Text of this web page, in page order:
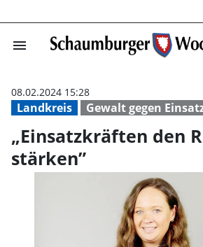
menu
Landkreis Gewalt gegen
08.02.2024 15:28
„Einsatzkräften den
stärken”